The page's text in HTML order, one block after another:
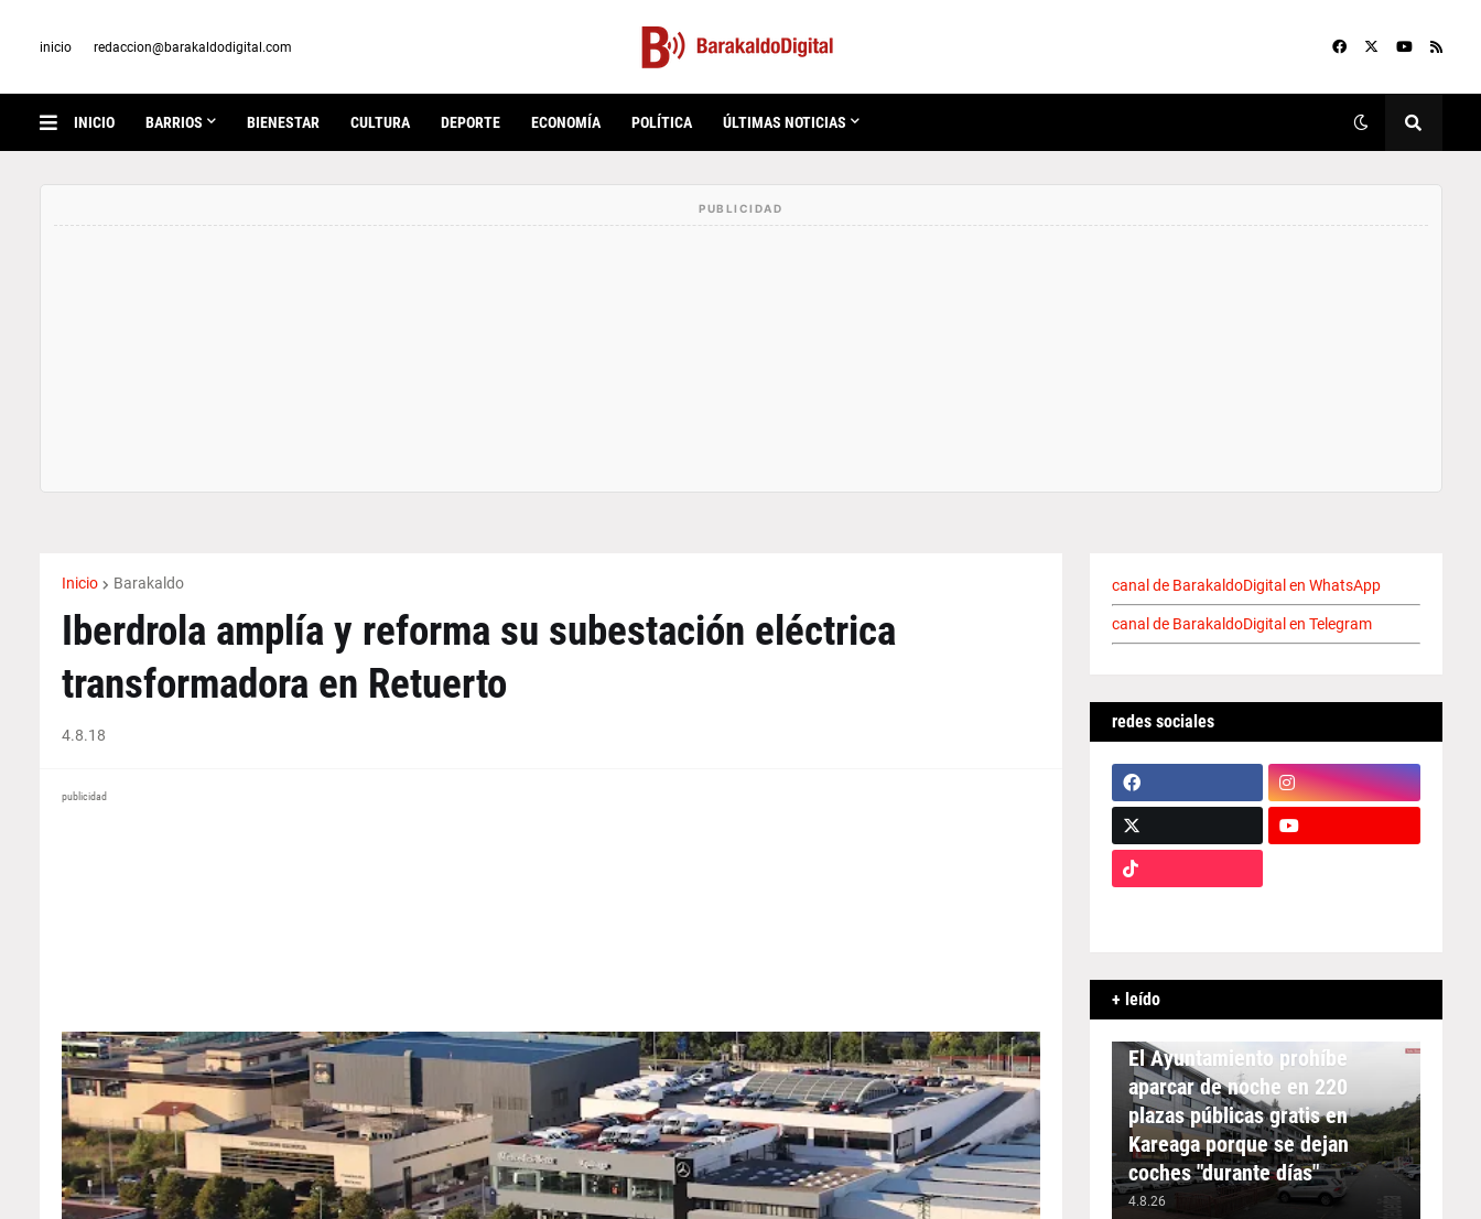
inicio redaccion@barakaldodigital.com
INICIO BARRIOS BIENESTAR CULTURA DEPORTE ECONOMÍA POLÍTICA ÚLTIMAS NOTICIAS
Inicio Barakaldo
Iberdrola amplía y reforma su subestación eléctrica
transformadora en Retuerto
4.8.18
publicidad
canal de BarakaldoDigital en WhatsApp
canal de BarakaldoDigital en Telegram
redes sociales
+ leído
APARCAMIENTO
El Ayuntamiento prohíbe
aparcar de noche en 220
plazas públicas gratis en
Kareaga porque se dejan
coches "durante días"
4.8.26